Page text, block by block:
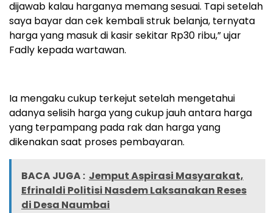
dijawab kalau harganya memang sesuai. Tapi setelah
saya bayar dan cek kembali struk belanja, ternyata
harga yang masuk di kasir sekitar Rp30 ribu,” ujar
Fadly kepada wartawan.
Ia mengaku cukup terkejut setelah mengetahui
adanya selisih harga yang cukup jauh antara harga
yang terpampang pada rak dan harga yang
dikenakan saat proses pembayaran.
BACA JUGA : Jemput Aspirasi Masyarakat,
Efrinaldi Politisi Nasdem Laksanakan Reses
di Desa Naumbai